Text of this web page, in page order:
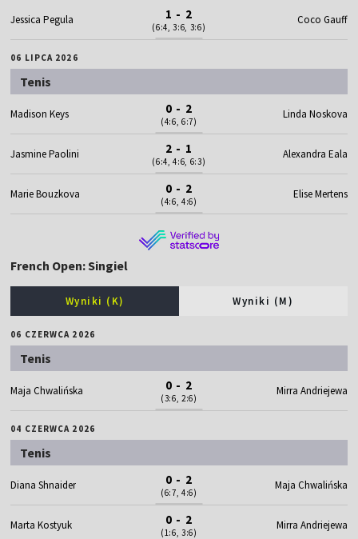
Jessica Pegula 1 - 2
(6:4, 3:6, 3:6)
Coco Gauff
06 LIPCA 2026
Tenis
Madison Keys 0 - 2
(4:6, 6:7)
Linda Noskova
Jasmine Paolini 2 - 1
(6:4, 4:6, 6:3)
Alexandra Eala
Marie Bouzkova 0 - 2
(4:6, 4:6)
Elise Mertens
French Open: Singiel
Wyniki (K) Wyniki (M)
06 CZERWCA 2026
Tenis
Maja Chwalińska 0 - 2
(3:6, 2:6)
Mirra Andriejewa
04 CZERWCA 2026
Tenis
Diana Shnaider 0 - 2
(6:7, 4:6)
Maja Chwalińska
Marta Kostyuk 0 - 2
(1:6, 3:6)
Mirra Andriejewa